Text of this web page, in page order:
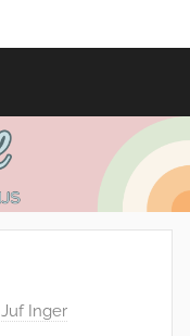
Juf Inger